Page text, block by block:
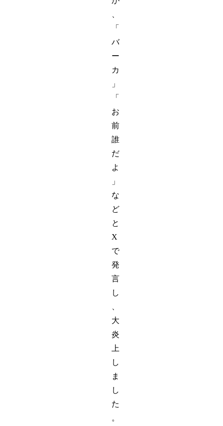
「
バ
ー
カ
」
「
お
前
誰
だ
よ
」
な
ど
と
X
で
発
言
し
大
炎
上
し
ま
し
た
。